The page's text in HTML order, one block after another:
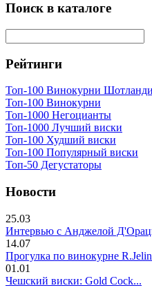
Поиск в каталоге
Рейтинги
Топ-100 Винокурни
Топ-100 Винокурни
Топ-1000 Негоцианты
Топ-1000 Лучший виски
Топ-100 Худший виски
Топ-100 Популярный виски
Топ-50 Дегустаторы
Новости
25.03
Интервью с Анджелой
14.07
Прогулка по винокурне
01.01
Чешский виски: Gold Cock...